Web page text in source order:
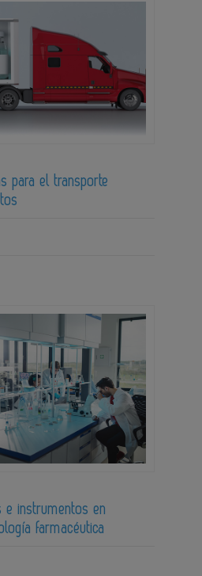
para el transporte
e instrumentos en
farmacéutica